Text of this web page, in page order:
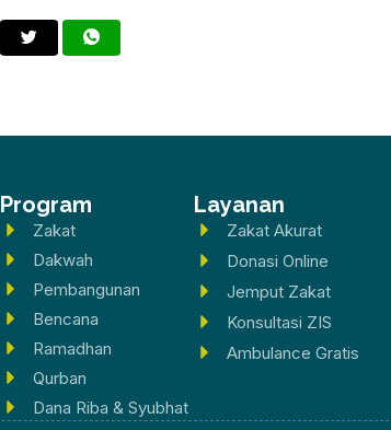
Program
Zakat
Dakwah
Pembangunan
Bencana
Ramadhan
Qurban
Dana Riba & Syubhat
Layanan
Zakat Akurat
Donasi Online
Jemput Zakat
Konsultasi ZIS
Ambulance Gratis